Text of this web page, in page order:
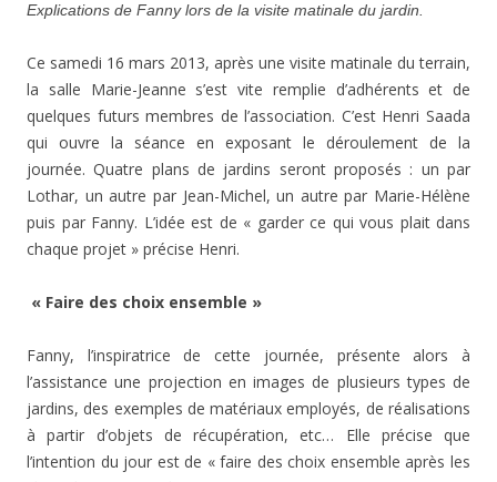
Explications de Fanny lors de la visite matinale du jardin.
Ce samedi 16 mars 2013, après une visite matinale du terrain,
la salle Marie-Jeanne s’est vite remplie d’adhérents et de
quelques futurs membres de l’association. C’est Henri Saada
qui ouvre la séance en exposant le déroulement de la
journée. Quatre plans de jardins seront proposés : un par
Lothar, un autre par Jean-Michel, un autre par Marie-Hélène
puis par Fanny. L’idée est de « garder ce qui vous plait dans
chaque projet » précise Henri.
« Faire des choix ensemble »
Fanny, l’inspiratrice de cette journée, présente alors à
l’assistance une projection en images de plusieurs types de
jardins, des exemples de matériaux employés, de réalisations
à partir d’objets de récupération, etc… Elle précise que
l’intention du jour est de « faire des choix ensemble après les